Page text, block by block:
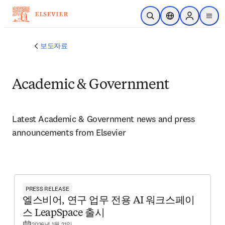
주요 콘텐츠로 건너뛰기
검색 열기위치 선택기Sign in to
menu
보도자료
Academic & Government
Latest Academic & Government news and press
announcements from Elsevier
PRESS RELEASE
엘스비어, 연구 업무 전용 AI 워크스페이
스 LeapSpace 출시